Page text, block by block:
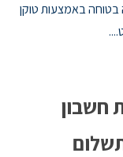
בטוחה באמצעות טוקן
חשבון